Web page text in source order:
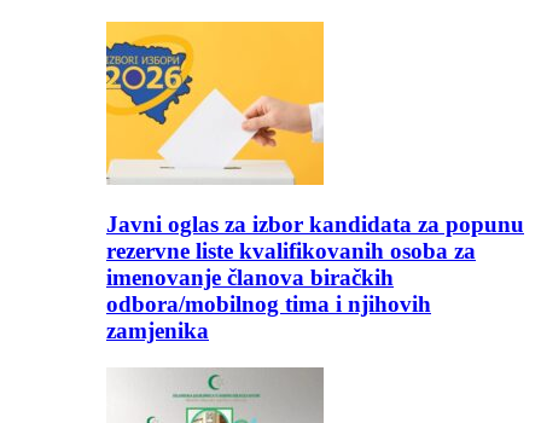
Javni oglas za izbor kandidata za popunu
rezervne liste kvalifikovanih osoba za
imenovanje članova biračkih
odbora/mobilnog tima i njihovih
zamjenika